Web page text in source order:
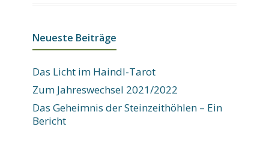
Neueste Beiträge
Das Licht im Haindl-Tarot
Zum Jahreswechsel 2021/2022
Das Geheimnis der Steinzeithöhlen – Ein
Bericht